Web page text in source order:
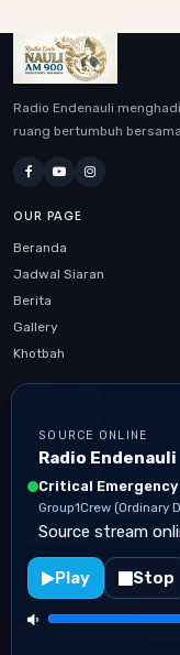
Radio Endenauli
ruang bertumbuh
OUR PAGE
Beranda
Jadwal Siaran
Berita
Gallery
Khotbah
USEFUL LINK
Artikel Terbaru
Kontak
Jadwal Siaran
Mobile App Confirmation
Privacy Policy
CONTACT US
SOURCE ONLINE
Radio Endenauli
Critical Emergency
Group1Crew (Ordinary
Source stream
Play Stop